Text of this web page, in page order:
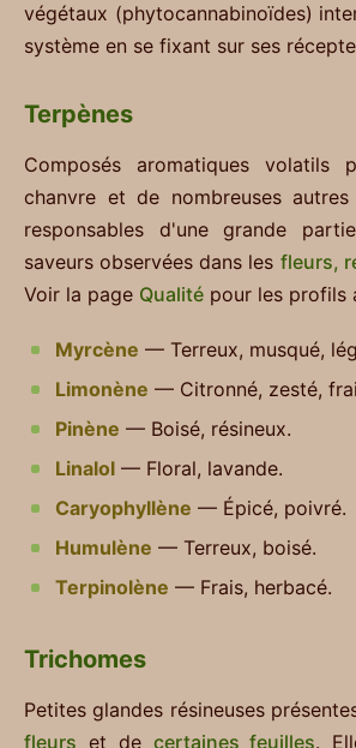
végétaux (phytocannabinoïdes)
système en se fixant sur ses
Terpènes
Composés aromatiques volatils
chanvre et de nombreuses
responsables d'une grande
saveurs observées dans les fleurs,
Voir la page Qualité pour les profils
Myrcène — Terreux, musqué,
Limonène — Citronné, zesté,
Pinène — Boisé, résineux.
Linalol — Floral, lavande.
Caryophyllène — Épicé, poivré.
Humulène — Terreux, boisé.
Terpinolène — Frais, herbacé.
Trichomes
Petites glandes résineuses
fleurs et de certaines feuilles.